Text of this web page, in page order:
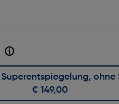
€ 149,00